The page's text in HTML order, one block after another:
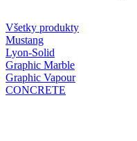
Všetky produkty
Mustang
Lyon-Solid
Graphic Marble
Graphic Vapour
CONCRETE